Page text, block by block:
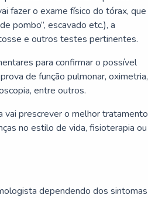
fazer o exame físico do tórax, que
pombo”, escavado etc.), a
e outros testes pertinentes.
para confirmar o possível
de função pulmonar, oximetria,
entre outros.
vai prescrever o melhor tratamento
no estilo de vida, fisioterapia ou
dependendo dos sintomas